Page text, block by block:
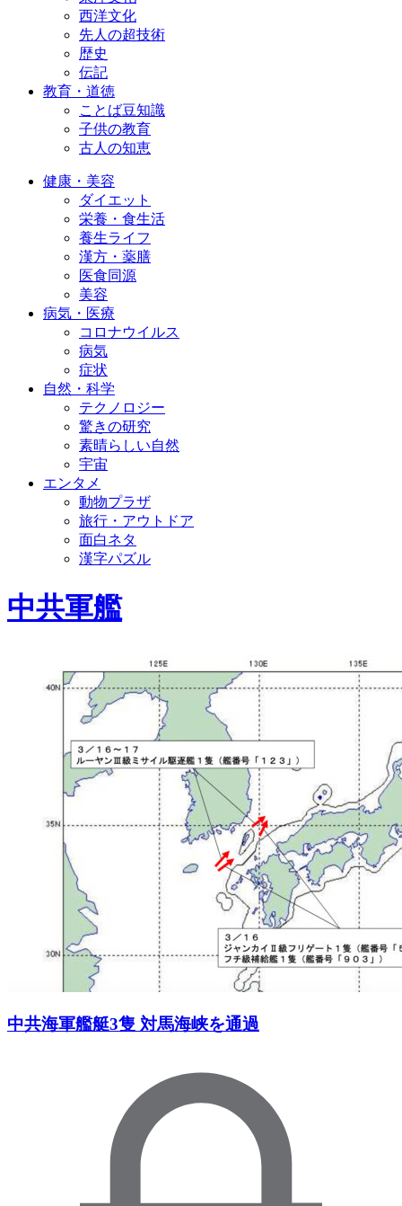
西洋文化
先人の超技術
歴史
伝記
教育・道徳
ことば豆知識
子供の教育
古人の知恵
健康・美容
ダイエット
栄養・食生活
養生ライフ
漢方・薬膳
医食同源
美容
病気・医療
コロナウイルス
病気
症状
自然・科学
テクノロジー
驚きの研究
素晴らしい自然
宇宙
エンタメ
動物プラザ
旅行・アウトドア
面白ネタ
漢字パズル
中共軍艦
中共海軍艦艇3隻 対馬海峡を通過